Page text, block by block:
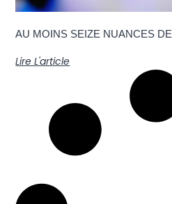
AU MOINS SEIZE NUANCES
Lire L'article